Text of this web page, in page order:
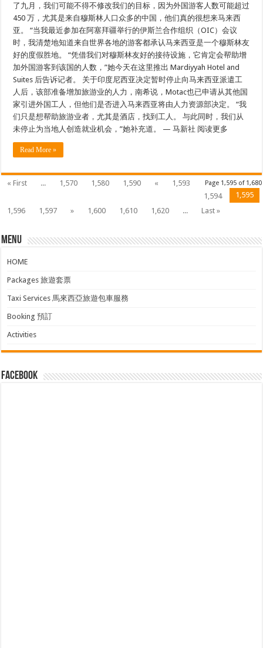
了九月，我们可能不得不修改我们的目标，因为外国游客人数可能超过
450 万，尤其是来自穆斯林人口众多的中国，他们真的很想来马来西
亚。 “当我最近参加在阿塞拜疆举行的伊斯兰合作组织（OIC）会议
时，我清楚地知道来自世界各地的游客都承认马来西亚是一个穆斯林友
好的度假胜地。 “凭借我们对穆斯林友好的接待设施，它肯定会帮助增
加外国游客到该国的人数，”她今天在这里推出 Mardiyyah Hotel and
Suites 后告诉记者。 关于印度尼西亚决定暂时停止向马来西亚派遣工
人后，该部准备增加旅游业的人力，南希说，Motac也已申请从其他国
家引进外国工人，但他们是否进入马来西亚将由人力资源部决定。 “我
们只是想帮助旅游业者，尤其是酒店，找到工人。 与此同时，我们从
未停止为当地人创造就业机会，”她补充道。 — 马新社 阅读更多
Read More »
Page 1,595 of 1,680
« First ... 1,570 1,580 1,590 «
1,593
1,594
1,595
1,596
1,597 » 1,600 1,610 1,620 ... Last »
Menu
HOME
Packages 旅遊套票
Taxi Services 馬來西亞旅遊包車服務
Booking 預訂
Activities
facebook